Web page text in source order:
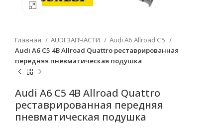
Click to enlarge
Главная AUDI ЗАПЧАСТИ
Audi A6 Allroad C5
Audi A6 C5 4B Allroad Quattro реставрированная
передняя пневматическая подушка
Audi A6 C5 4B Allroad Quattro
реставрированная передняя
пневматическая подушка